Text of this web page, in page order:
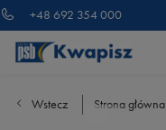
+48 692 354 000
Wstecz Strona główna